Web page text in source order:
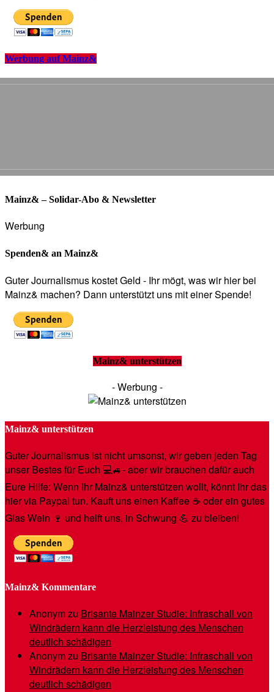
Werbung auf Mainz&
Mainz& – Solidar-Abo & Newsletter
Werbung
Spenden& an Mainz&
Guter Journalismus kostet Geld - Ihr mögt, was wir hier bei
Mainz& machen? Dann unterstützt uns mit einer Spende!
Mainz& unterstützen
- Werbung -
Mainz& unterstützen
Guter Journalismus ist nicht umsonst, wir geben jeden Tag
unser Bestes für Euch 💻🚙- aber wir brauchen dafür auch
Eure Hilfe: Wenn Ihr Mainz& unterstützen wollt, könnt Ihr das
hier via Paypal tun. Kauft uns einen Kaffee ☕️ oder ein gutes
Glas Wein 🍷 und helft uns, in Schwung 💪 zu bleiben!
Mainz& Kommentare
Anonymzu Brisante Mainzer Studie: Infraschall von
Windrädern kann die Herzleistung des Menschen
deutlich schädigen
Anonymzu Brisante Mainzer Studie: Infraschall von
Windrädern kann die Herzleistung des Menschen
deutlich schädigen